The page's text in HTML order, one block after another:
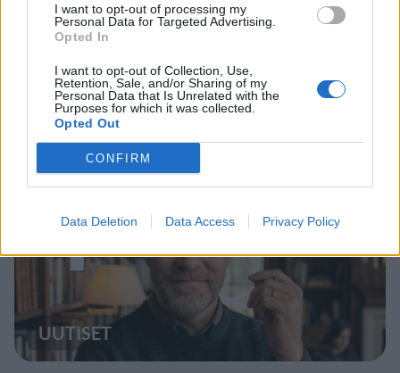
I want to opt-out of processing my
Personal Data for Targeted Advertising.
Opted In
I want to opt-out of Collection, Use,
Retention, Sale, and/or Sharing of my
Personal Data that Is Unrelated with the
Purposes for which it was collected.
Opted Out
CONFIRM
Data Deletion Data Access Privacy Policy
Normaalin jäähyväiset – ylilyönti
kuitenkin tyrmistytti
4
UUTISET